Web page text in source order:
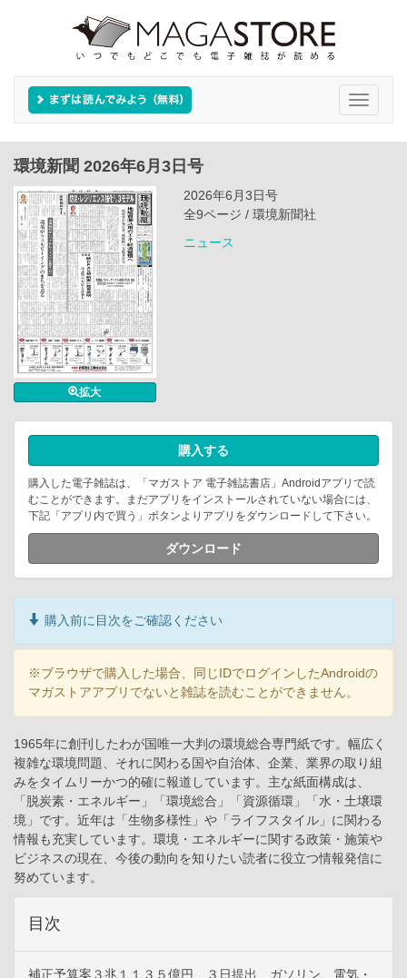
Toggle
環境新聞 2026年6月3日号
拡大
2026年6月3日号
全9ページ / 環境新聞社
ニュース
購入する
購入した電子雑誌は、「マガストア 電子雑誌書店」Androidアプリで読
むことができます。まだアプリをインストールされていない場合には、
下記「アプリ内で買う」ボタンよりアプリをダウンロードして下さい。
ダウンロード
購入前に目次をご確認ください
※ブラウザで購入した場合、同じIDでログインしたAndroidの
マガストアアプリでないと雑誌を読むことができません。
1965年に創刊したわが国唯一大判の環境総合専門紙です。幅広く
複雑な環境問題、それに関わる国や自治体、企業、業界の取り組
みをタイムリーかつ的確に報道しています。主な紙面構成は、
「脱炭素・エネルギー」「環境総合」「資源循環」「水・土壌環
境」です。近年は「生物多様性」や「ライフスタイル」に関わる
情報も充実しています。環境・エネルギーに関する政策・施策や
ビジネスの現在、今後の動向を知りたい読者に役立つ情報発信に
努めています。
目次
補正予算案３兆１１３５億円、３日提出 ガソリン、電気・